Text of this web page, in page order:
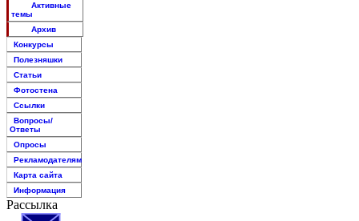
Активные
темы
Архив
Конкурсы
Полезняшки
Статьи
Фотостена
Ссылки
Вопросы/
Ответы
Опросы
Рекламодателям
Карта сайта
Информация
Рассылка